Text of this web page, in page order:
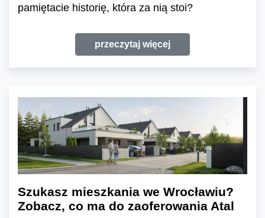
pamiętacie historię, która za nią stoi?
przeczytaj więcej
Szukasz mieszkania we Wrocławiu?
Zobacz, co ma do zaoferowania Atal